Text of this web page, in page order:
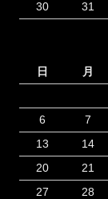
30
31
日 月
6
7
13
14
20
21
27
28